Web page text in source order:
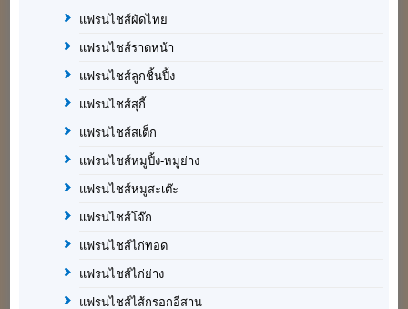
แฟรนไชส์ผัดไทย
แฟรนไชส์ราดหน้า
แฟรนไชส์ลูกชิ้นปิ้ง
แฟรนไชส์สุกี้
แฟรนไชส์สเต็ก
แฟรนไชส์หมูปิ้ง-หมูย่าง
แฟรนไชส์หมูสะเต๊ะ
แฟรนไชส์โจ๊ก
แฟรนไชส์ไก่ทอด
แฟรนไชส์ไก่ย่าง
แฟรนไชส์ไส้กรอกอีสาน